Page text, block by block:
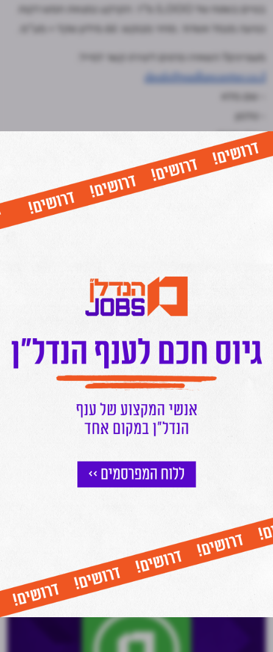
בנויים בשטח של 5,000 מ"ר. הקרקע נמצאת חמש דקות
נסיעה מנמל אשדוד. מחיר מבוקש: 66 מיליון שקל + מע"מ.
מעוניינים? השאירו פרטים ליצירת קשר למייל:
deals@nadlancenter.co.il
- שם מלא
- טלפון
- שם חברה
- מספר מודעה
כל יום בשעה 17:00- חמש הכתבות החשובות ביותר בתחום
הנדל"ן מכל האתרים אצלכם בנייד!
הצטרפו לניוזלטר של מרכז הנדל"ן
וקבלו עדכונים שוטפים על כל מה שחם בעולם הנדל"ן ישירות למייל שלכם